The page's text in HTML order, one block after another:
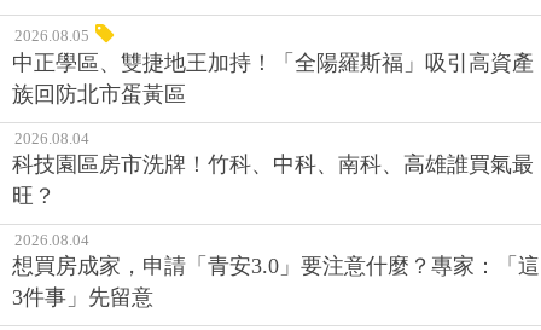
2026.08.05
中正學區、雙捷地王加持！「全陽羅斯福」吸引高資產
族回防北市蛋黃區
2026.08.04
科技園區房市洗牌！竹科、中科、南科、高雄誰買氣最
旺？
2026.08.04
想買房成家，申請「青安3.0」要注意什麼？專家：「這
3件事」先留意